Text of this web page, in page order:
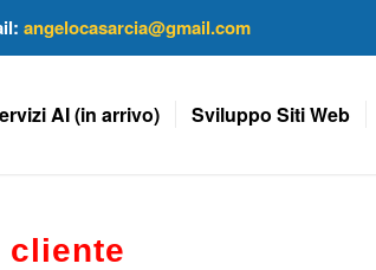
angelocasarcia@gmail.com
AI (in arrivo) Sviluppo Siti Web
cliente